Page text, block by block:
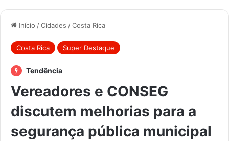
Início /Cidades /Costa Rica
Costa Rica Super Destaque
Tendência
Vereadores e CONSEG
discutem melhorias para a
segurança pública municipal